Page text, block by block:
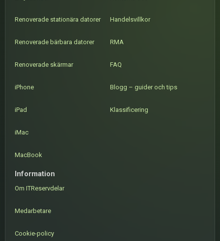
Renoverade stationära datorer
Renoverade bärbara datorer
Renoverade skärmar
iPhone
iPad
iMac
MacBook
Handelsvillkor
RMA
FAQ
Blogg – guider och tips
Klassificering
Information
Om ITReservdelar
Medarbetare
Cookie-policy